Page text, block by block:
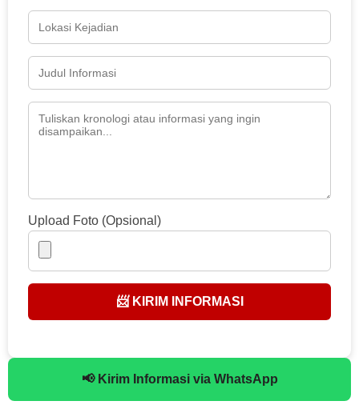
Upload Foto (Opsional)
📨 KIRIM INFORMASI
📢 Kirim Informasi via WhatsApp